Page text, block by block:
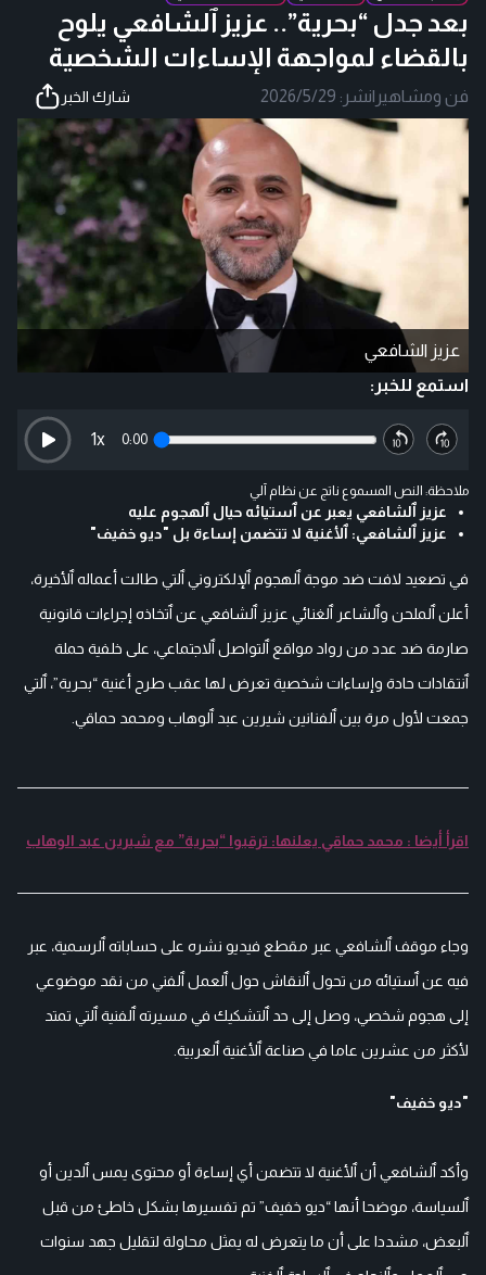
بعد جدل “بحرية”.. عزيز ٱلشافعي يلوح
بالقضاء لمواجهة الإساءات الشخصية
فن ومشاهير |نشر: 2026/5/29 شارك الخبر
عزيز الشافعي
استمع للخبر:
0:00
1x
ملاحظة: النص المسموع ناتج عن نظام آلي
عزيز ٱلشافعي يعبر عن ٱستيائه حيال ٱلهجوم عليه
عزيز ٱلشافعي: ٱلأغنية لا تتضمن إساءة بل "ديو خفيف"
في تصعيد لافت ضد موجة ٱلهجوم ٱلإلكتروني ٱلتي طالت أعماله ٱلأخيرة،
أعلن ٱلملحن وٱلشاعر ٱلغنائي عزيز ٱلشافعي عن ٱتخاذه إجراءات قانونية
صارمة ضد عدد من رواد مواقع ٱلتواصل ٱلاجتماعي، على خلفية حملة
ٱنتقادات حادة وإساءات شخصية تعرض لها عقب طرح أغنية “بحرية”، ٱلتي
جمعت لأول مرة بين ٱلفنانين شيرين عبد ٱلوهاب ومحمد حماقي.
اقرأ أيضا : محمد حماقي يعلنها: ترقبوا “بحرية” مع شيرين عبد الوهاب
وجاء موقف ٱلشافعي عبر مقطع فيديو نشره على حساباته ٱلرسمية، عبر
فيه عن ٱستيائه من تحول ٱلنقاش حول ٱلعمل ٱلفني من نقد موضوعي
إلى هجوم شخصي، وصل إلى حد ٱلتشكيك في مسيرته ٱلفنية ٱلتي تمتد
لأكثر من عشرين عاما في صناعة ٱلأغنية ٱلعربية.
"ديو خفيف"
وأكد ٱلشافعي أن ٱلأغنية لا تتضمن أي إساءة أو محتوى يمس ٱلدين أو
ٱلسياسة، موضحا أنها “ديو خفيف” تم تفسيرها بشكل خاطئ من قبل
ٱلبعض، مشددا على أن ما يتعرض له يمثل محاولة لتقليل جهد سنوات